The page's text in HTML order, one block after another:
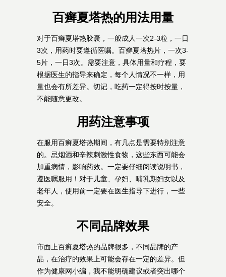
百癣夏塔热的用法用量
对于百癣夏塔热胶囊，一般成人一次2-3粒，一日
3次，用药时要遵循医嘱。百癣夏塔热片，一次3-
5片，一日3次。需要注意，具体用量和疗程，要
根据医生的指导来确定，每个人情况不一样，用
量也会有所差异。切记，吃药一定得按时按量，
不能随意更改。
用药注意事项
在服用百癣夏塔热期间，有几点是需要特别注意
的。忌烟酒和辛辣刺激性食物，这些东西可能会
加重病情，影响药效。一定要仔细阅读说明书，
遵医嘱服用！对于儿童、孕妇、哺乳期妇女以及
老年人，使用前一定要在医生指导下进行，一些
安全。
不同品牌效果
市面上百癣夏塔热的品牌很多，不同品牌的产
品，在治疗的效果上可能会存在一定的差异。但
作为健康网小编，我不能明确建议或者突出哪个